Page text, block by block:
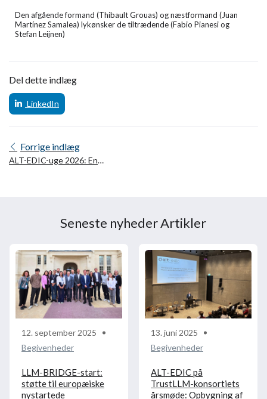
Den afgående formand (Thibault Grouas) og næstformand (Juan
Martínez Samalea) lykønsker de tiltrædende (Fabio Pianesi og
Stefan Leijnen)
Del dette indlæg
LinkedIn
Forrige indlæg
ALT-EDIC-uge 2026: En
Seneste nyheder Artikler
12. september 2025
Begivenheder
LLM-BRIDGE-start:
støtte til europæiske
nystartede
13. juni 2025
Begivenheder
ALT-EDIC på
TrustLLM-konsortiets
årsmøde: Opbygning af